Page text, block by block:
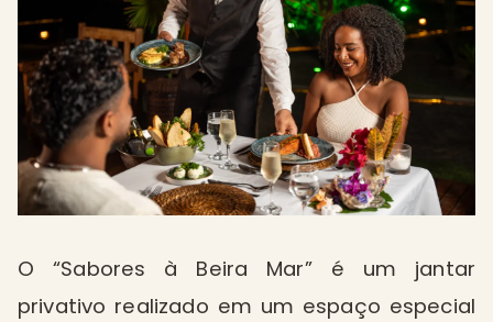
O “Sabores à Beira Mar” é um jantar
privativo realizado em um espaço especial